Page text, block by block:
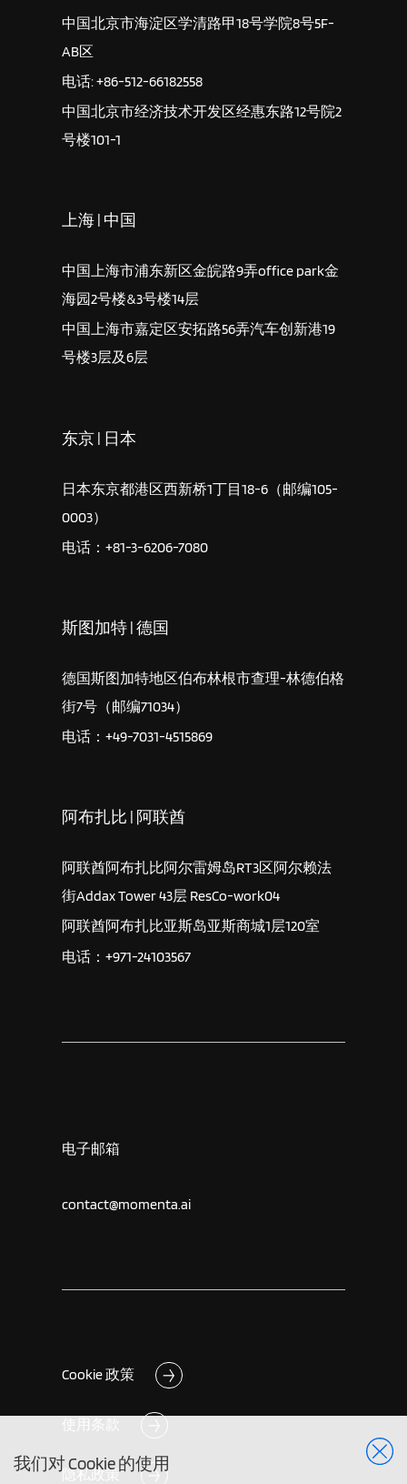
我们对 Cookie 的使用
中国北京市海淀区学清路甲18号学院8号5F-
AB区
电话: +86-512-66182558
中国北京市经济技术开发区经惠东路12号院2
号楼101-1
上海 | 中国
中国上海市浦东新区金皖路9弄office park金
海园2号楼&3号楼14层
中国上海市嘉定区安拓路56弄汽车创新港19
号楼3层及6层
东京 | 日本
日本东京都港区西新桥1丁目18-6（邮编105-
0003）
电话：+81-3-6206-7080
斯图加特 | 德国
德国斯图加特地区伯布林根市查理-林德伯格
街7号（邮编71034）
电话：+49-7031-4515869
阿布扎比 | 阿联酋
阿联酋阿布扎比阿尔雷姆岛RT3区阿尔赖法
街Addax Tower 43层 ResCo-work04
阿联酋阿布扎比亚斯岛亚斯商城1层120室
电话：+971-24103567
电子邮箱
contact@momenta.ai
Cookie 政策
使用条款
隐私政策